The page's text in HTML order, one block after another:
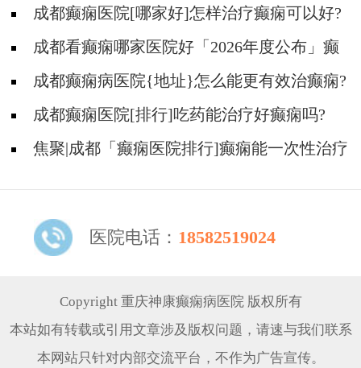
成都癫痫医院[哪家好]怎样治疗癫痫可以好?
成都看癫痫哪家医院好「2026年度公布」癫
痫病人的饮食禁忌
成都癫痫病医院{地址}怎么能更有效治癫痫?
成都癫痫医院[排行]吃药能治疗好癫痫吗?
焦聚|成都「癫痫医院排行]癫痫能一次性治疗
医院电话： 18582519024
Copyright 重庆神康癫痫病医院 版权所有
本站如有转载或引用文章涉及版权问题，请速与我们联系
本网站只针对内部交流平台，不作为广告宣传。